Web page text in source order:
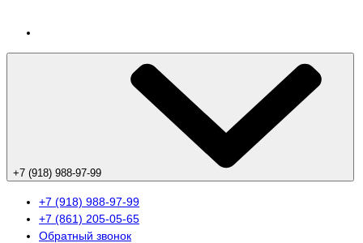
+7 (918) 988-97-99
+7 (918) 988-97-99
+7 (861) 205-05-65
Обратный звонок